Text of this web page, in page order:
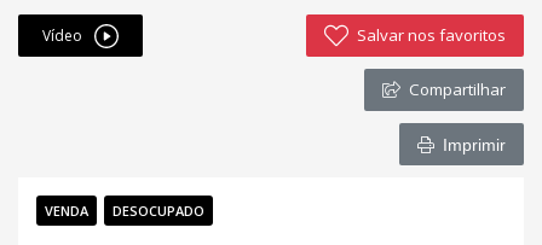
whatsapp
ANUCIE SEU IMOVEL CONOSCO
Contato
Vídeo Salvar nos favoritos
Compartilhar
Imprimir
VENDA DESOCUPADO